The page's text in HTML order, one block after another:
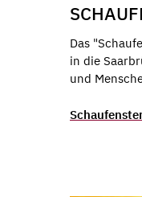
Das
in die
und